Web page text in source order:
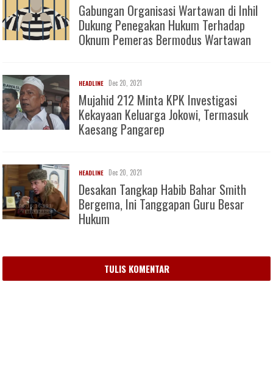
Gabungan Organisasi Wartawan di Inhil
Dukung Penegakan Hukum Terhadap
Oknum Pemeras Bermodus Wartawan
HEADLINE Dec 20, 2021
Mujahid 212 Minta KPK Investigasi
Kekayaan Keluarga Jokowi, Termasuk
Kaesang Pangarep
HEADLINE Dec 20, 2021
Desakan Tangkap Habib Bahar Smith
Bergema, Ini Tanggapan Guru Besar
Hukum
TULIS KOMENTAR